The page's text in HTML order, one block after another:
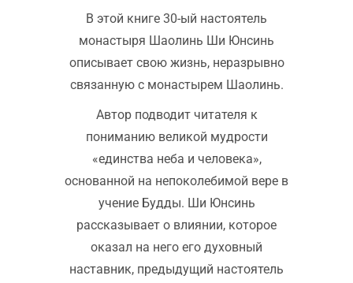
В этой книге 30-ый настоятель
монастыря Шаолинь Ши Юнсинь
описывает свою жизнь, неразрывно
связанную с монастырем Шаолинь.
Автор подводит читателя к
пониманию великой мудрости
«единства неба и человека»,
основанной на непоколебимой вере в
учение Будды. Ши Юнсинь
рассказывает о влиянии, которое
оказал на него его духовный
наставник, предыдущий настоятель